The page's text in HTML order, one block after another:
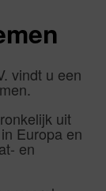
vindt u een
uit
Europa en
en